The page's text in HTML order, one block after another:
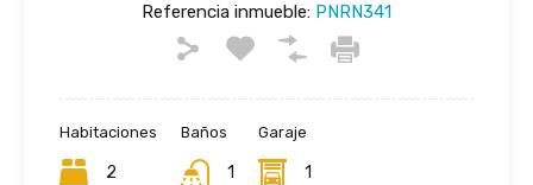
Referencia inmueble: PNRN341
Habitaciones
2
Baños
1
Garaje
1